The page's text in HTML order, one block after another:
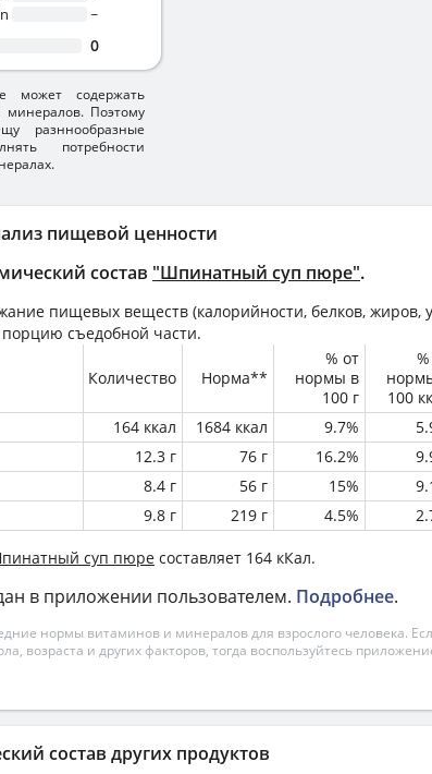
пищевой ценности
состав "Шпинатный суп пюре".
пищевых веществ (калорийности, белков, жиров,
порцию съедобной части.
Количество Норма**
% от
нормы в
100 г
100
164 ккал 1684 ккал 9.7%
12.3 г 76 г 16.2%
8.4 г 56 г 15%
9.8 г 219 г 4.5%
суп пюре составляет 164 кКал.
в приложении пользователем. Подробнее.
нормы витаминов и минералов для взрослого человека.
возраста и других факторов, тогда воспользуйтесь
~
0
может содержать
Поэтому
разннообразные
потребности
состав других продуктов